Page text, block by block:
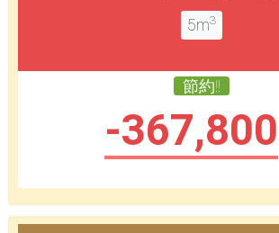
5m3
節約!!
-367,800